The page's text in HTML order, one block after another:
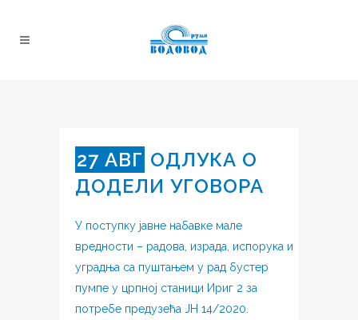
27 АВГ ОДЛУКА О
ДОДЕЛИ УГОВОРА
У поступку јавне набавке мале
вредности – радова, израда, испорука и
уградња са пуштањем у рад бустер
пумпе у црпној станици Ириг 2 за
потребе предузећа ЈН 14/2020.